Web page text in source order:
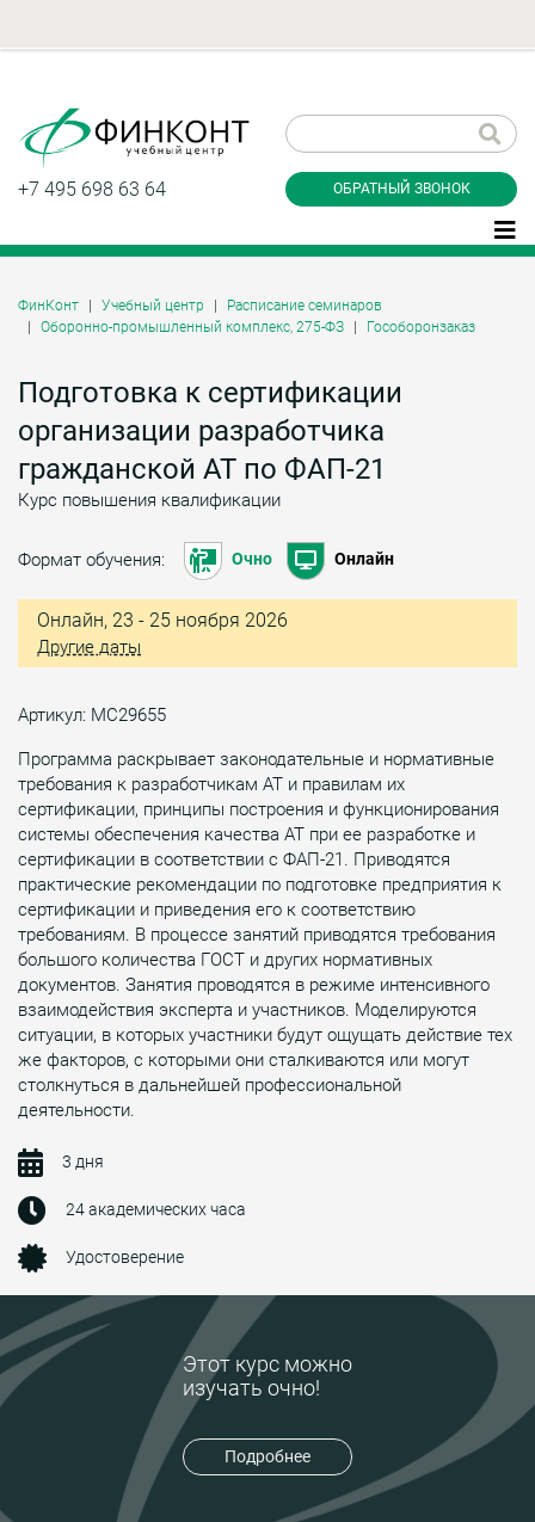
+7 495 698 63 64 ОБРАТНЫЙ ЗВОНОК
Этот курс можно
изучать очно!
Подробнее
ФинКонт Учебный центр
Расписание семинаров
Оборонно-промышленный комплекс, 275-ФЗ
Гособоронзаказ
Подготовка к сертификации
организации разработчика
гражданской АТ по ФАП-21
Курс повышения квалификации
Формат обучения: Очно Онлайн
Онлайн, 23 - 25 ноября 2026
Другие даты
Артикул: МС29655
Программа раскрывает законодательные и нормативные
требования к разработчикам АТ и правилам их
сертификации, принципы построения и функционирования
системы обеспечения качества АТ при ее разработке и
сертификации в соответствии с ФАП-21. Приводятся
практические рекомендации по подготовке предприятия к
сертификации и приведения его к соответствию
требованиям. В процессе занятий приводятся требования
большого количества ГОСТ и других нормативных
документов. Занятия проводятся в режиме интенсивного
взаимодействия эксперта и участников. Моделируются
ситуации, в которых участники будут ощущать действие тех
же факторов, с которыми они сталкиваются или могут
столкнуться в дальнейшей профессиональной
деятельности.
3 дня
24 академических часа
Удостоверение
звонок
Даю согласие на обработку персональных
конфиденциальности
Заказать